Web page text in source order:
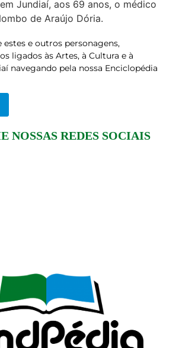
Jundiaí, aos 69 anos, o médico
de Araújo Dória.
estes e outros personagens,
ligados às Artes, à Cultura e à
navegando pela nossa Enciclopédia
NOSSAS REDES SOCIAIS